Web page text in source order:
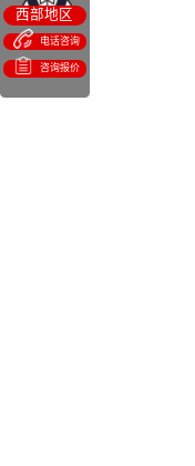
西部地区
电话咨询
咨询报价